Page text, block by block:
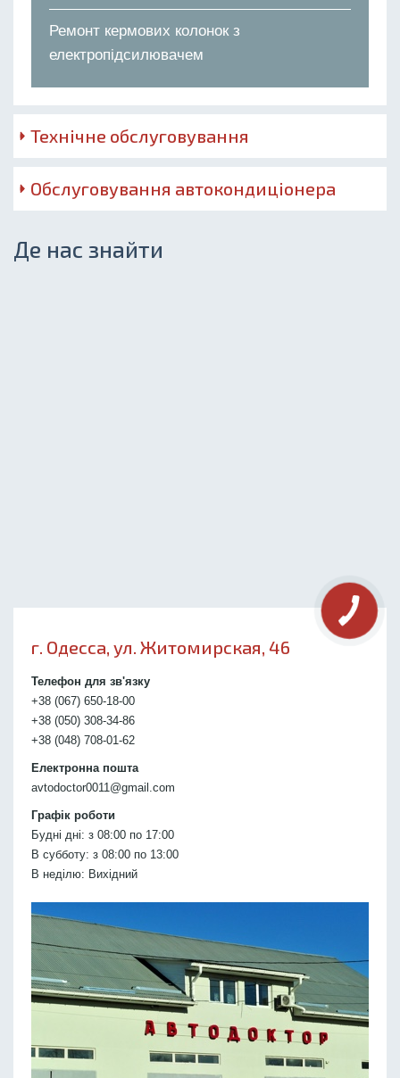
Ремонт кермових колонок з
електропідсилювачем
Технічне обслуговування
Обслуговування автокондиціонера
Де нас знайти
г. Одесса, ул. Житомирская, 46
Телефон для зв'язку
+38 (067) 650-18-00
+38 (050) 308-34-86
+38 (048) 708-01-62
Електронна пошта
avtodoctor0011@gmail.com
Графік роботи
Будні дні: з 08:00 по 17:00
В субботу: з 08:00 по 13:00
В неділю: Вихідний